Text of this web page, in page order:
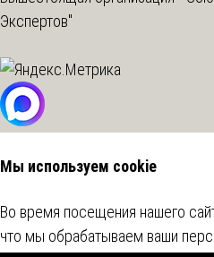
Экспертов"
Мы используем cookie
Во время посещения нашего
что мы обрабатываем ваши